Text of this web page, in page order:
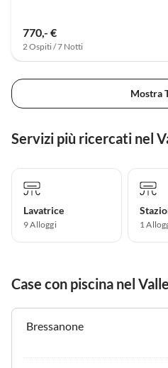
770,- €
2 Ospiti / 7 Notti
Mostra
Servizi più ricercati nel
Lavatrice
9 Alloggi 1
Case con piscina nel
Bressanone